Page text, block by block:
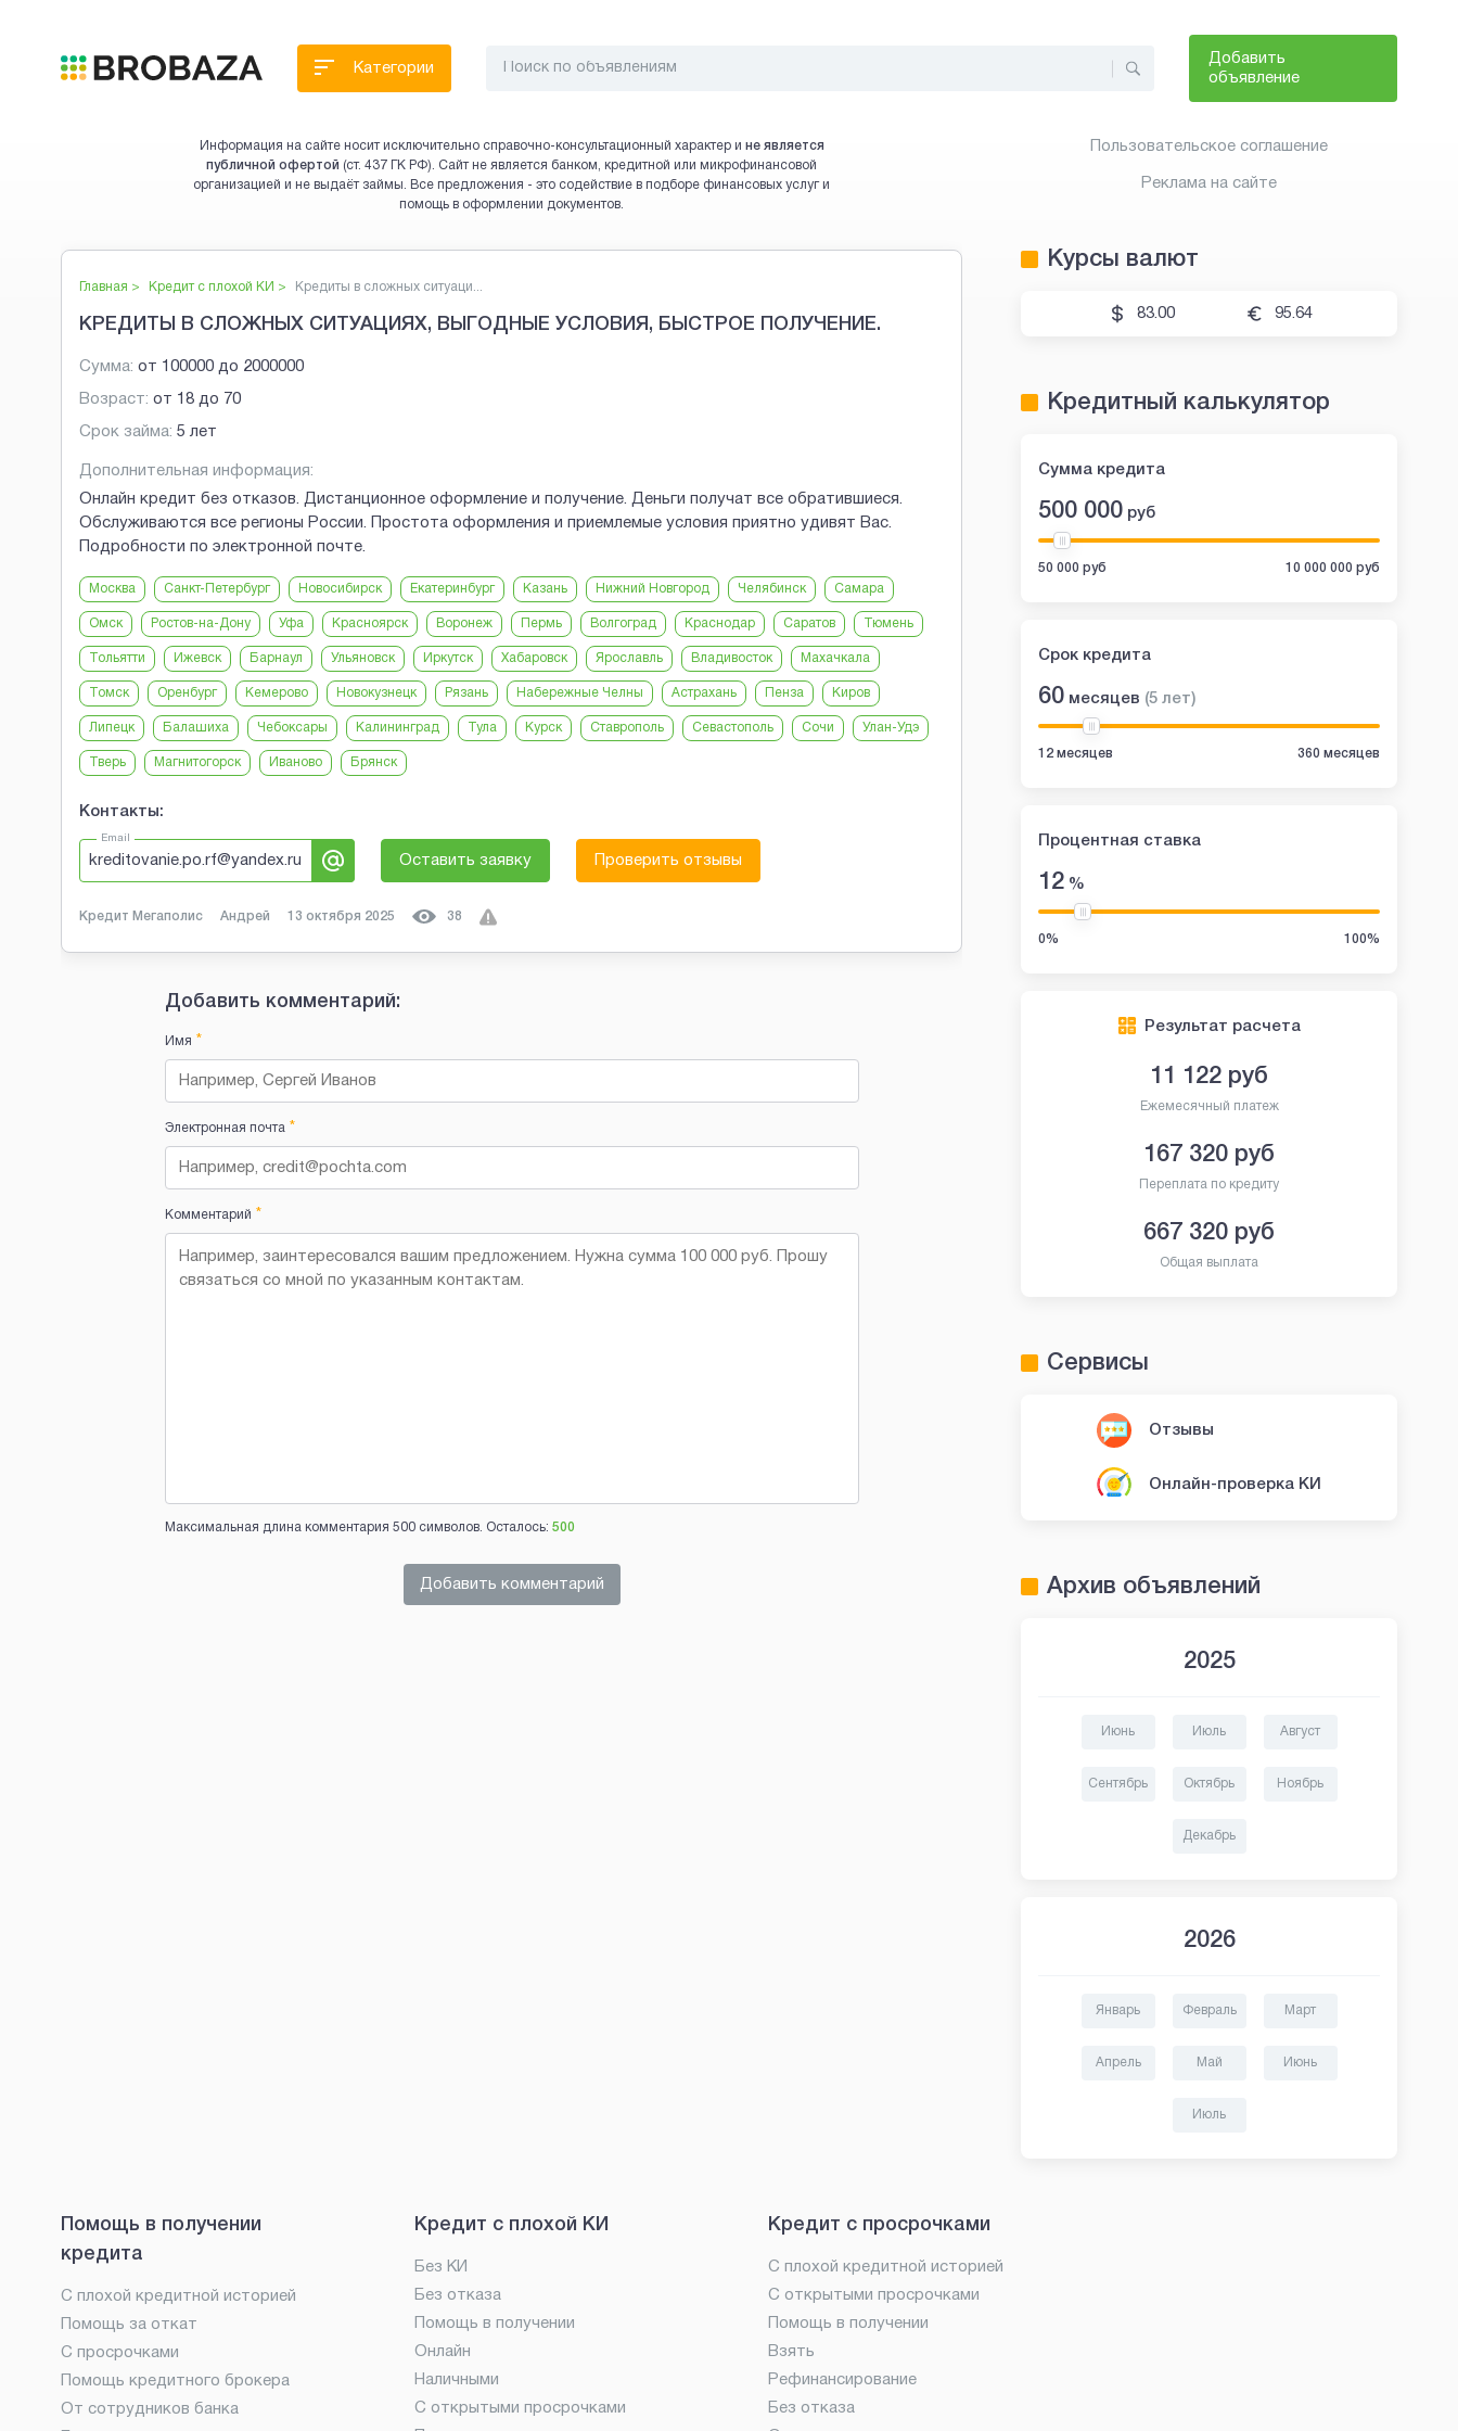
Добавить
объявление
Категории
Информация на сайте носит исключительно справочно-консультационный характер и не является
публичной офертой (ст. 437 ГК РФ). Сайт не является банком, кредитной или микрофинансовой
организацией и не выдаёт займы. Все предложения - это содействие в подборе финансовых услуг и
помощь в оформлении документов.
Главная > Кредит с плохой КИ > Кредиты в сложных ситуаци...
КРЕДИТЫ В СЛОЖНЫХ СИТУАЦИЯХ, ВЫГОДНЫЕ УСЛОВИЯ, БЫСТРОЕ ПОЛУЧЕНИЕ.
Сумма: от 100000 до 2000000
Возраст: от 18 до 70
Срок займа: 5 лет
Дополнительная информация:
Онлайн кредит без отказов. Дистанционное оформление и получение. Деньги получат все обратившиеся.
Обслуживаются все регионы России. Простота оформления и приемлемые условия приятно удивят Вас.
Подробности по электронной почте.
Москва Санкт-Петербург Новосибирск Екатеринбург Казань Нижний Новгород Челябинск Самара
Омск Ростов-на-Дону Уфа Красноярск Воронеж Пермь Волгоград Краснодар Саратов Тюмень
Тольятти Ижевск Барнаул Ульяновск Иркутск Хабаровск Ярославль Владивосток Махачкала
Томск Оренбург Кемерово Новокузнецк Рязань Набережные Челны Астрахань Пенза Киров
Липецк Балашиха Чебоксары Калининград Тула Курск Ставрополь Севастополь Сочи Улан-Удэ
Тверь Магнитогорск Иваново Брянск
Контакты:
Email
kreditovanie.po.rf@yandex.ru Оставить заявку Проверить отзывы
Кредит Мегаполис Андрей 13 октября 2025 38
Добавить комментарий:
Имя *
Электронная почта*
Комментарий *
Максимальная длина комментария 500 символов. Осталось: 500
Добавить комментарий
Пользовательское соглашение
Реклама на сайте
Курсы валют
83.00 95.64
Кредитный калькулятор
Сумма кредита
500 000 руб
50 000 руб 10 000 000 руб
Срок кредита
60 месяцев (5 лет)
12 месяцев 360 месяцев
Процентная ставка
12 %
0% 100%
Результат расчета
11 122 руб
Ежемесячный платеж
167 320 руб
Переплата по кредиту
667 320 руб
Общая выплата
Сервисы
Отзывы
Онлайн-проверка КИ
Архив объявлений
2025
Июнь Июль Август
Сентябрь Октябрь Ноябрь
Декабрь
2026
Январь Февраль Март
Апрель Май Июнь
Июль
Помощь в получении
кредита
С плохой кредитной историей
Помощь за откат
С просрочками
Помощь кредитного брокера
От сотрудников банка
Кредит с плохой КИ
Без КИ
Без отказа
Помощь в получении
Онлайн
Наличными
С открытыми просрочками
Кредит с просрочками
С плохой кредитной историей
С открытыми просрочками
Помощь в получении
Взять
Рефинансирование
Без отказа